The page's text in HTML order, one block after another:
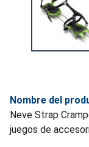
Nombre del
Neve Strap
juegos de